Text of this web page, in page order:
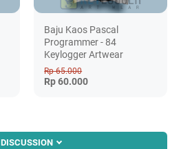
Baju Kaos Pascal
Programmer - 84
Keylogger Artwear
Rp 65.000
Rp 60.000
DISCUSSION